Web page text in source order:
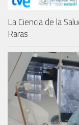
La Ciencia de la
Raras